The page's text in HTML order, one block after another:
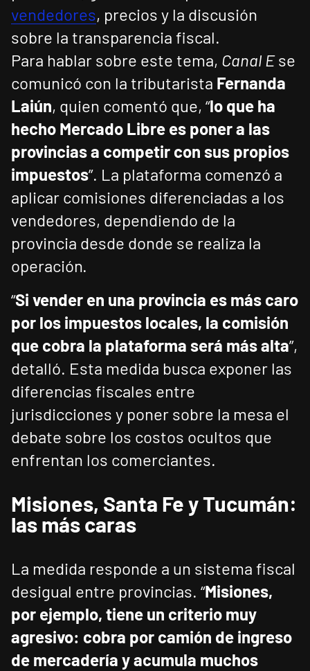
vendedores, precios y la discusión
sobre la transparencia fiscal.
Para hablar sobre este tema, Canal Ese
comunicó con la tributarista Fernanda
Laiún, quien comentó que, “lo que ha
hecho Mercado Libre es poner a las
provincias a competir con sus propios
impuestos”. La plataforma comenzó a
aplicar comisiones diferenciadas a los
vendedores, dependiendo de la
provincia desde donde se realiza la
operación.
“Si vender en una provincia es más caro
por los impuestos locales, la comisión
que cobra la plataforma será más alta”,
detalló. Esta medida busca exponer las
diferencias fiscales entre
jurisdicciones y poner sobre la mesa el
debate sobre los costos ocultos que
enfrentan los comerciantes.
Misiones, Santa Fe y Tucumán:
las más caras
La medida responde a un sistema fiscal
desigual entre provincias. “Misiones,
por ejemplo, tiene un criterio muy
agresivo: cobra por camión de ingreso
de mercadería y acumula muchos